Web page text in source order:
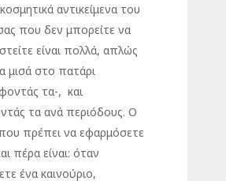
αντικείμενα του
που δεν μπορείτε να
είναι πολλά, απλώς
μισά στο πατάρι
τα-, και
τα ανά περιόδους. Ο
πρέπει να εφαρμόσετε
πέρα είναι: όταν
ένα καινούριο,